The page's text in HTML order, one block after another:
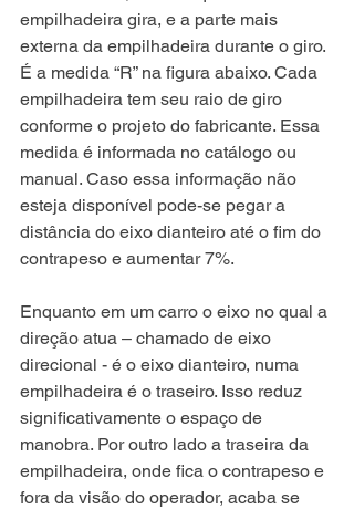
empilhadeira gira, e a parte mais
externa da empilhadeira durante o giro.
É a medida “R” na figura abaixo. Cada
empilhadeira tem seu raio de giro
conforme o projeto do fabricante. Essa
medida é informada no catálogo ou
manual. Caso essa informação não
esteja disponível pode-se pegar a
distância do eixo dianteiro até o fim do
contrapeso e aumentar 7%.
Enquanto em um carro o eixo no qual a
direção atua – chamado de eixo
direcional - é o eixo dianteiro, numa
empilhadeira é o traseiro. Isso reduz
significativamente o espaço de
manobra. Por outro lado a traseira da
empilhadeira, onde fica o contrapeso e
fora da visão do operador, acaba se